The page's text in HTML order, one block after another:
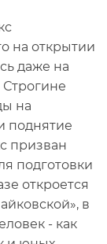
на открытии
даже на
на
поднятие
призван
подготовки
откроется
в
- как